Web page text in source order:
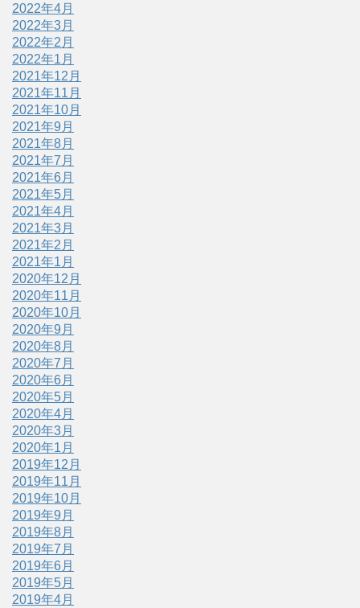
2022年4月
2022年3月
2022年2月
2022年1月
2021年12月
2021年11月
2021年10月
2021年9月
2021年8月
2021年7月
2021年6月
2021年5月
2021年4月
2021年3月
2021年2月
2021年1月
2020年12月
2020年11月
2020年10月
2020年9月
2020年8月
2020年7月
2020年6月
2020年5月
2020年4月
2020年3月
2020年1月
2019年12月
2019年11月
2019年10月
2019年9月
2019年8月
2019年7月
2019年6月
2019年5月
2019年4月